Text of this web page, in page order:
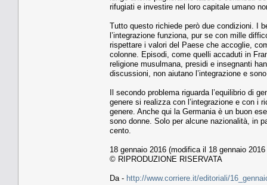
rifugiati e investire nel loro capitale umano
Tutto questo richiede però due condizioni. I
l’integrazione funziona, pur se con mille
rispettare i valori del Paese che accoglie,
colonne. Episodi, come quelli accaduti in
religione musulmana, presidi e insegnanti
discussioni, non aiutano l’integrazione e
Il secondo problema riguarda l’equilibrio di
genere si realizza con l’integrazione e con i
genere. Anche qui la Germania è un buon
sono donne. Solo per alcune nazionalità, in
cento.
18 gennaio 2016 (modifica il 18 gennaio
© RIPRODUZIONE RISERVATA
Da - http://www.corriere.it/editoriali/